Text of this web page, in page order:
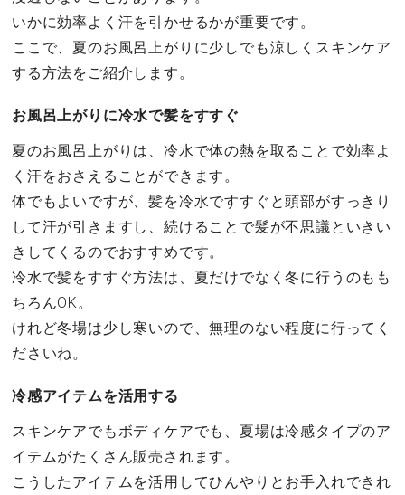
いかに効率よく汗を引かせるかが重要です。
ここで、夏のお風呂上がりに少しでも涼しくスキンケア
する方法をご紹介します。
お風呂上がりに冷水で髪をすすぐ
夏のお風呂上がりは、冷水で体の熱を取ることで効率よ
く汗をおさえることができます。
体でもよいですが、髪を冷水ですすぐと頭部がすっきり
して汗が引きますし、続けることで髪が不思議といきい
きしてくるのでおすすめです。
冷水で髪をすすぐ方法は、夏だけでなく冬に行うのもも
ちろんOK。
けれど冬場は少し寒いので、無理のない程度に行ってく
ださいね。
冷感アイテムを活用する
スキンケアでもボディケアでも、夏場は冷感タイプのア
イテムがたくさん販売されます。
こうしたアイテムを活用してひんやりとお手入れできれ